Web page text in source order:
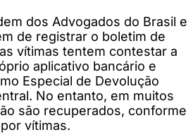
dos Advogados do Brasil e
de registrar o boletim de
vítimas tentem contestar a
aplicativo bancário e
Especial de Devolução
No entanto, em muitos
são recuperados, conforme
vítimas.